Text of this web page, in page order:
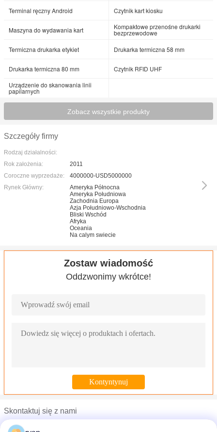
Terminal ręczny Android Czytnik kart kiosku
Maszyna do wydawania kart Kompaktowe przenośne drukarki
bezprzewodowe
Termiczna drukarka etykiet
Drukarka termiczna 58 mm
Drukarka termiczna 80 mm
Czytnik RFID UHF
Urządzenie do skanowania linii
papilarnych
Zobacz wszystkie produkty
Szczegóły firmy
Rodzaj działalności:
Rok założenia:
2011
Coroczne wyprzedaże:
4000000-USD5000000
Rynek Główny:
Ameryka Północna
Ameryka Południowa
Zachodnia Europa
Azja Południowo-Wschodnia
Bliski Wschód
Afryka
Oceania
Na calym swiecie
Zostaw wiadomość
Oddzwonimy wkrótce!
Skontaktuj się z nami
Mr. Ryan